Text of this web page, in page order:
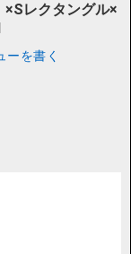
×Sレクタングル×
ーを書く